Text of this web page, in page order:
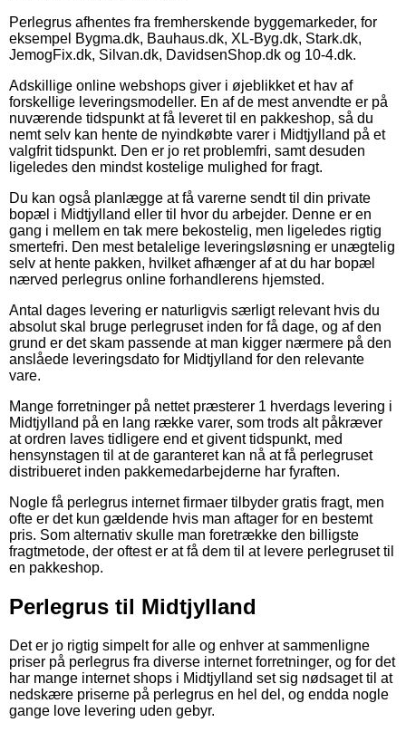
Perlegrus afhentes fra fremherskende byggemarkeder, for
eksempel Bygma.dk, Bauhaus.dk, XL-Byg.dk, Stark.dk,
JemogFix.dk, Silvan.dk, DavidsenShop.dk og 10-4.dk.
Adskillige online webshops giver i øjeblikket et hav af
forskellige leveringsmodeller. En af de mest anvendte er på
nuværende tidspunkt at få leveret til en pakkeshop, så du
nemt selv kan hente de nyindkøbte varer i Midtjylland på et
valgfrit tidspunkt. Den er jo ret problemfri, samt desuden
ligeledes den mindst kostelige mulighed for fragt.
Du kan også planlægge at få varerne sendt til din private
bopæl i Midtjylland eller til hvor du arbejder. Denne er en
gang i mellem en tak mere bekostelig, men ligeledes rigtig
smertefri. Den mest betalelige leveringsløsning er unægtelig
selv at hente pakken, hvilket afhænger af at du har bopæl
nærved perlegrus online forhandlerens hjemsted.
Antal dages levering er naturligvis særligt relevant hvis du
absolut skal bruge perlegruset inden for få dage, og af den
grund er det skam passende at man kigger nærmere på den
anslåede leveringsdato for Midtjylland for den relevante
vare.
Mange forretninger på nettet præsterer 1 hverdags levering i
Midtjylland på en lang række varer, som trods alt påkræver
at ordren laves tidligere end et givent tidspunkt, med
hensynstagen til at de garanteret kan nå at få perlegruset
distribueret inden pakkemedarbejderne har fyraften.
Nogle få perlegrus internet firmaer tilbyder gratis fragt, men
ofte er det kun gældende hvis man aftager for en bestemt
pris. Som alternativ skulle man foretrække den billigste
fragtmetode, der oftest er at få dem til at levere perlegruset til
en pakkeshop.
Perlegrus til Midtjylland
Det er jo rigtig simpelt for alle og enhver at sammenligne
priser på perlegrus fra diverse internet forretninger, og for det
har mange internet shops i Midtjylland set sig nødsaget til at
nedskære priserne på perlegrus en hel del, og endda nogle
gange love levering uden gebyr.